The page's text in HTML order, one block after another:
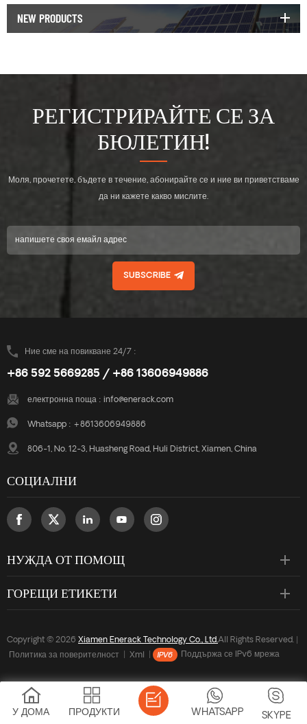
NEW PRODUCTS
РЕГИСТРИРАЙТЕ СЕ ЗА
БЮЛЕТИН!
Моля, прочетете, бъдете в течение, абонирайте се и ние ви приветстваме
да ни кажете какво мислите.
SUBSCRIBE
Ние сме на повикване 24/7 :
+86 592 5669285 / +86 13606949886
електронна поща : info@enerack.com
Whatsapp : +8613606949886
806-1, No. 12-3, Huasheng Road, Huli District, Xiamen, China
СОЦИАЛНИ
НУЖДА ОТ ПОМОЩ
ГОРЕЩИ ЕТИКЕТИ
Copyright © 2026 Xiamen Enerack Technology Co., Ltd.All Rights Reserved. |
Политика за поверителност
Xml Поддържа се IPv6 мрежа
У ДОМА ПРОДУКТИ SKYPE
WHATSAPP